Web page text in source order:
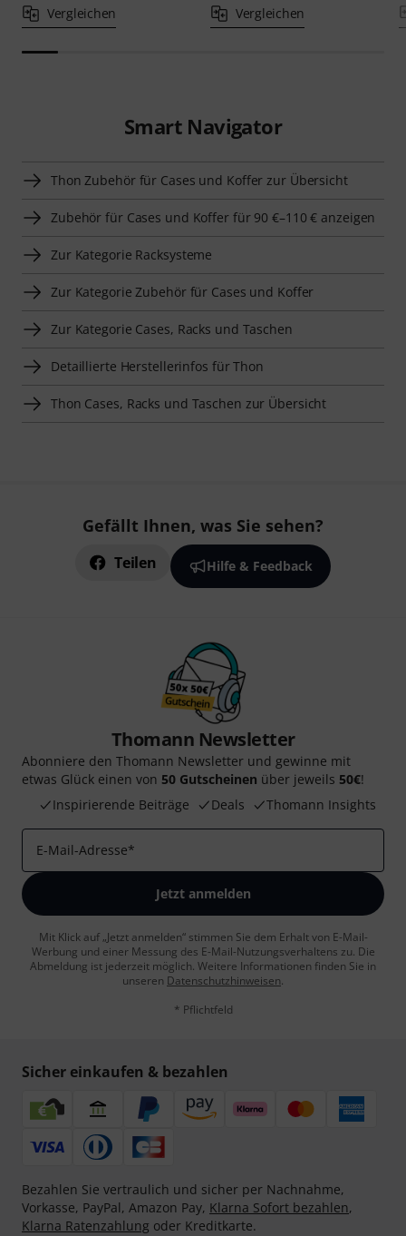
Vergleichen Vergleichen
Smart Navigator
Thon Zubehör für Cases und Koffer zur Übersicht
Zubehör für Cases und Koffer für 90 €–110 € anzeigen
Zur Kategorie Racksysteme
Zur Kategorie Zubehör für Cases und Koffer
Zur Kategorie Cases, Racks und Taschen
Detaillierte Herstellerinfos für Thon
Thon Cases, Racks und Taschen zur Übersicht
Gefällt Ihnen, was Sie sehen?
Teilen Hilfe & Feedback
Thomann Newsletter
Abonniere den Thomann Newsletter und gewinne mit
etwas Glück einen von 50 Gutscheinen über jeweils 50€!
Inspirierende Beiträge
Deals Thomann Insights
E-Mail-Adresse*
Jetzt anmelden
Mit Klick auf „Jetzt anmelden“ stimmen Sie dem Erhalt von E-Mail-
Werbung und einer Messung des E-Mail-Nutzungsverhaltens zu. Die
Abmeldung ist jederzeit möglich. Weitere Informationen finden Sie in
unseren Datenschutzhinweisen.
* Pflichtfeld
Sicher einkaufen & bezahlen
Bezahlen Sie vertraulich und sicher per Nachnahme,
Vorkasse, PayPal, Amazon Pay, Klarna Sofort bezahlen,
Klarna Ratenzahlung oder Kreditkarte.